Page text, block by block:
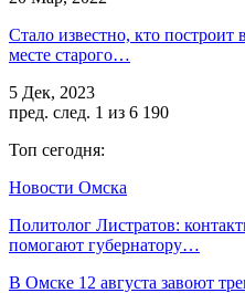
Стало известно, кто
месте старого…
5 Дек, 2023
пред. след. 1 из 6 190
Топ сегодня:
Новости Омска
Политолог Листратов:
помогают губернатору…
В Омске 12 августа завоют